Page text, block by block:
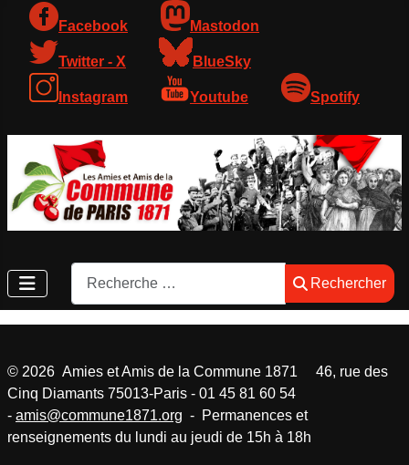
Facebook Mastodon
Twitter - X BlueSky
Instagram Youtube Spotify
Rechercher
Rechercher
© 2026 Amies et Amis de la Commune 1871 46, rue des
Cinq Diamants 75013-Paris - 01 45 81 60 54
- amis@commune1871.org - Permanences et
renseignements du lundi au jeudi de 15h à 18h